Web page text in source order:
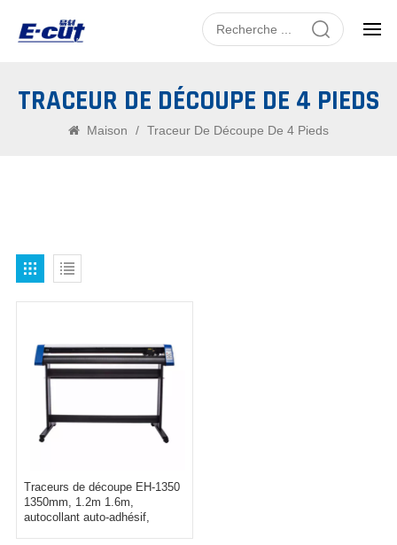
TRACEUR DE DÉCOUPE DE 4 PIEDS
Maison / Traceur De Découpe De 4 Pieds
Traceurs de découpe EH-1350
1350mm, 1.2m 1.6m,
autocollant auto-adhésif,